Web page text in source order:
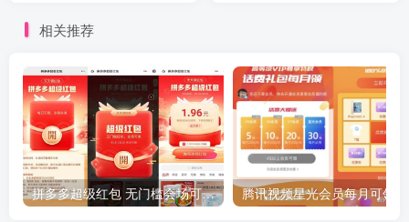
相关推荐
拼多多超级红包 无门槛会场可用 天天可领 最高88.88元